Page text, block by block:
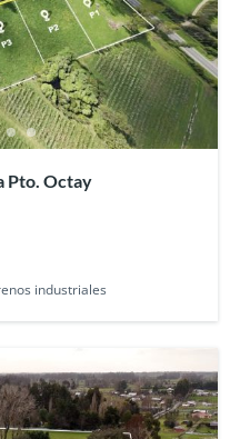
Pto. Octay
industriales